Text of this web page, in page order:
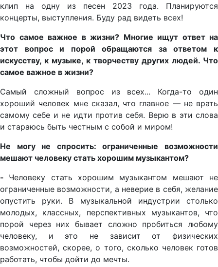
клип на одну из песен 2023 года. Планируются
концерты, выступления. Буду рад видеть всех!
Что самое важное в жизни? Многие ищут ответ на
этот вопрос и порой обращаются за ответом к
искусству, к музыке, к творчеству других людей. Что
самое важное в жизни?
Самый сложный вопрос из всех... Когда-то один
хороший человек мне сказал, что главное — не врать
самому себе и не идти против себя. Верю в эти слова
и стараюсь быть честным с собой и миром!
Не могу не спросить: ограниченные возможности
мешают человеку стать хорошим музыкантом?
- Человеку стать хорошим музыкантом мешают не
ограниченные возможности, а неверие в себя, желание
опустить руки. В музыкальной индустрии столько
молодых, классных, перспективных музыкантов, что
порой через них бывает сложно пробиться любому
человеку, и это не зависит от физических
возможностей, скорее, о того, сколько человек готов
работать, чтобы дойти до мечты.